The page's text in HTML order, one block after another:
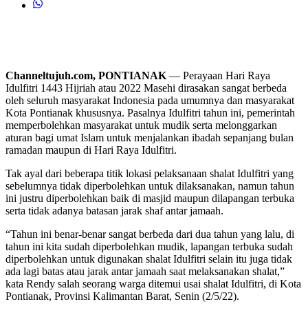
Channeltujuh.com, PONTIANAK — Perayaan Hari Raya
Idulfitri 1443 Hijriah atau 2022 Masehi dirasakan sangat berbeda
oleh seluruh masyarakat Indonesia pada umumnya dan masyarakat
Kota Pontianak khususnya. Pasalnya Idulfitri tahun ini, pemerintah
memperbolehkan masyarakat untuk mudik serta melonggarkan
aturan bagi umat Islam untuk menjalankan ibadah sepanjang bulan
ramadan maupun di Hari Raya Idulfitri.
Tak ayal dari beberapa titik lokasi pelaksanaan shalat Idulfitri yang
sebelumnya tidak diperbolehkan untuk dilaksanakan, namun tahun
ini justru diperbolehkan baik di masjid maupun dilapangan terbuka
serta tidak adanya batasan jarak shaf antar jamaah.
“Tahun ini benar-benar sangat berbeda dari dua tahun yang lalu, di
tahun ini kita sudah diperbolehkan mudik, lapangan terbuka sudah
diperbolehkan untuk digunakan shalat Idulfitri selain itu juga tidak
ada lagi batas atau jarak antar jamaah saat melaksanakan shalat,”
kata Rendy salah seorang warga ditemui usai shalat Idulfitri, di Kota
Pontianak, Provinsi Kalimantan Barat, Senin (2/5/22).